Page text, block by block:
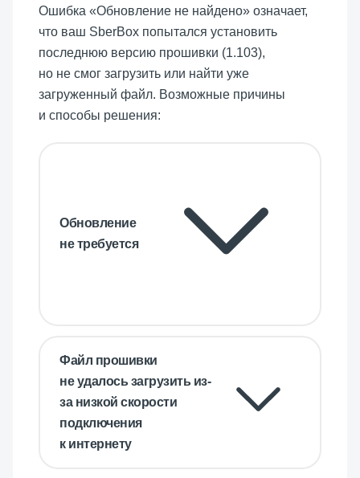
Ошибка «Обновление не найдено» означает,
что ваш SberBox попытался установить
последнюю версию прошивки (1.103),
но не смог загрузить или найти уже
загруженный файл. Возможные причины
и способы решения:
Обновление
не требуется
Файл прошивки
не удалось загрузить из-
за низкой скорости
подключения
к интернету